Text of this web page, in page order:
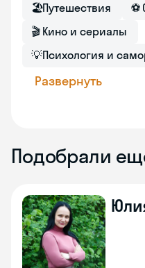
🏖Путешествия ⚽
🎬 Кино и сериалы
💡Психология и
Развернуть
Подобрали